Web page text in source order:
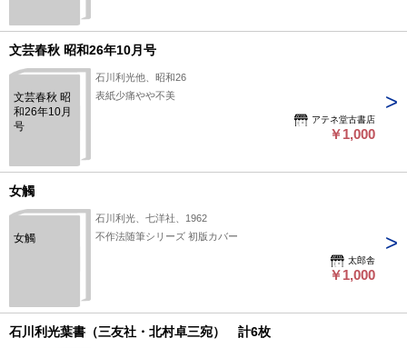
文芸春秋 昭和26年10月号
文芸春秋 昭
和26年10月
号
石川利光他、昭和26
表紙少痛やや不美
アテネ堂古書店
￥1,000
女觸
女觸
石川利光、七洋社、1962
不作法随筆シリーズ 初版カバー
太郎舎
￥1,000
石川利光葉書（三友社・北村卓三宛） 計6枚